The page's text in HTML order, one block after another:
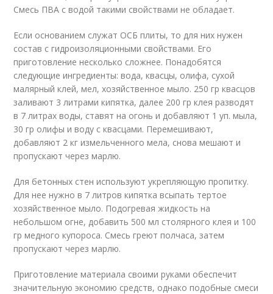
Смесь ПВА с водой такими свойствами не обладает.
Если основанием служат ОСБ плиты, то для них нужен
состав с гидроизоляционными свойствами. Его
приготовление несколько сложнее. Понадобятся
следующие ингредиенты: вода, квасцы, олифа, сухой
малярный клей, мел, хозяйственное мыло. 250 гр квасцов
заливают 3 литрами кипятка, далее 200 гр клея разводят
в 7 литрах воды, ставят на огонь и добавляют 1 уп. мыла,
30 гр олифы и воду с квасцами. Перемешивают,
добавляют 2 кг измельченного мела, снова мешают и
пропускают через марлю.
Для бетонных стен используют укрепляющую пропитку.
Для нее нужно в 7 литров кипятка всыпать тертое
хозяйственное мыло. Подогревая жидкость на
небольшом огне, добавить 500 мл столярного клея и 100
гр медного купороса. Смесь греют полчаса, затем
пропускают через марлю.
Приготовление материала своими руками обеспечит
значительную экономию средств, однако подобные смеси